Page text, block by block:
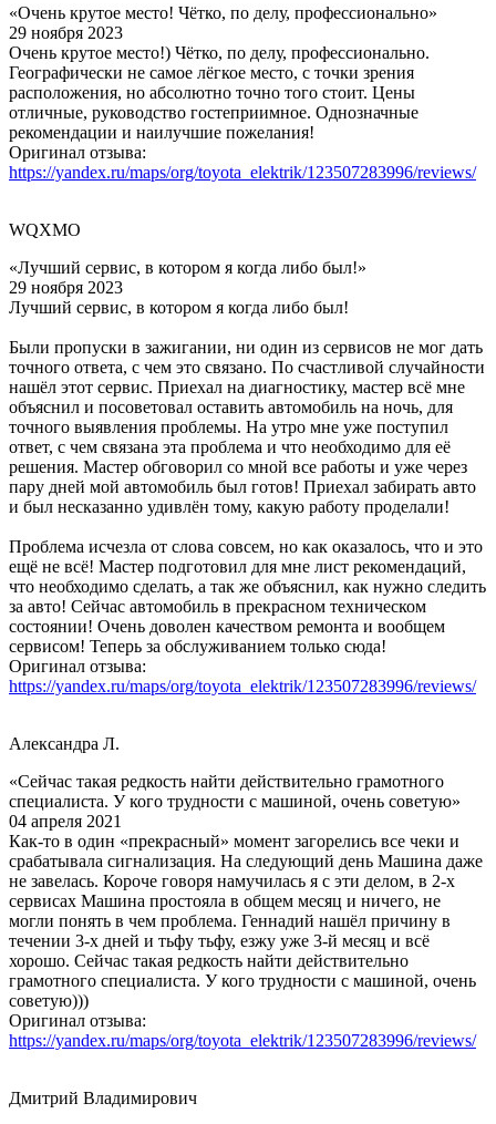
«Очень крутое место! Чётко, по делу, профессионально»
29 ноября 2023
Очень крутое место!) Чётко, по делу, профессионально.
Географически не самое лёгкое место, с точки зрения
расположения, но абсолютно точно того стоит. Цены
отличные, руководство гостеприимное. Однозначные
рекомендации и наилучшие пожелания!
Оригинал отзыва:
https://yandex.ru/maps/org/toyota_elektrik/123507283996/reviews/
WQXMO
«Лучший сервис, в котором я когда либо был!»
29 ноября 2023
Лучший сервис, в котором я когда либо был!
Были пропуски в зажигании, ни один из сервисов не мог дать
точного ответа, с чем это связано. По счастливой случайности
нашёл этот сервис. Приехал на диагностику, мастер всё мне
объяснил и посоветовал оставить автомобиль на ночь, для
точного выявления проблемы. На утро мне уже поступил
ответ, с чем связана эта проблема и что необходимо для её
решения. Мастер обговорил со мной все работы и уже через
пару дней мой автомобиль был готов! Приехал забирать авто
и был несказанно удивлён тому, какую работу проделали!
Проблема исчезла от слова совсем, но как оказалось, что и это
ещё не всё! Мастер подготовил для мне лист рекомендаций,
что необходимо сделать, а так же объяснил, как нужно следить
за авто! Сейчас автомобиль в прекрасном техническом
состоянии! Очень доволен качеством ремонта и вообщем
сервисом! Теперь за обслуживанием только сюда!
Оригинал отзыва:
https://yandex.ru/maps/org/toyota_elektrik/123507283996/reviews/
Александра Л.
«Сейчас такая редкость найти действительно грамотного
специалиста. У кого трудности с машиной, очень советую»
04 апреля 2021
Как-то в один «прекрасный» момент загорелись все чеки и
срабатывала сигнализация. На следующий день Машина даже
не завелась. Короче говоря намучилась я с эти делом, в 2-х
сервисах Машина простояла в общем месяц и ничего, не
могли понять в чем проблема. Геннадий нашёл причину в
течении 3-х дней и тьфу тьфу, езжу уже 3-й месяц и всё
хорошо. Сейчас такая редкость найти действительно
грамотного специалиста. У кого трудности с машиной, очень
советую)))
Оригинал отзыва:
https://yandex.ru/maps/org/toyota_elektrik/123507283996/reviews/
Дмитрий Владимирович